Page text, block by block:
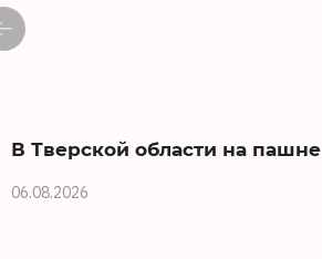
В Тверской области на
06.08.2026